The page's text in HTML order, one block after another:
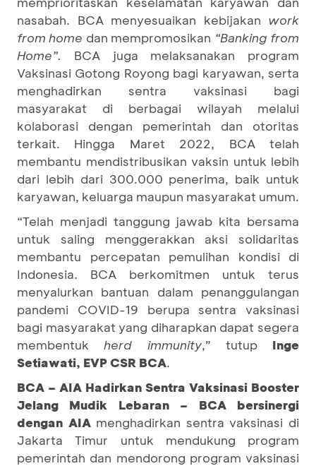
nasabah. BCA menyesuaikan kebijakan work
from home dan mempromosikan “Banking from
Home”. BCA juga melaksanakan program
Vaksinasi Gotong Royong bagi karyawan, serta
menghadirkan sentra vaksinasi bagi
masyarakat di berbagai wilayah melalui
kolaborasi dengan pemerintah dan otoritas
terkait. Hingga Maret 2022, BCA telah
membantu mendistribusikan vaksin untuk lebih
dari lebih dari 300.000 penerima, baik untuk
karyawan, keluarga maupun masyarakat umum.
“Telah menjadi tanggung jawab kita bersama
untuk saling menggerakkan aksi solidaritas
membantu percepatan pemulihan kondisi di
Indonesia. BCA berkomitmen untuk terus
menyalurkan bantuan dalam penanggulangan
pandemi COVID-19 berupa sentra vaksinasi
bagi masyarakat yang diharapkan dapat segera
membentukherd immunity,” tutup Inge
Setiawati, EVP CSR BCA.
BCA – AIA Hadirkan Sentra Vaksinasi Booster
Jelang Mudik Lebaran– BCA bersinergi
dengan AIA menghadirkan sentra vaksinasi di
Jakarta Timur untuk mendukung program
pemerintah dan mendorong program vaksinasi